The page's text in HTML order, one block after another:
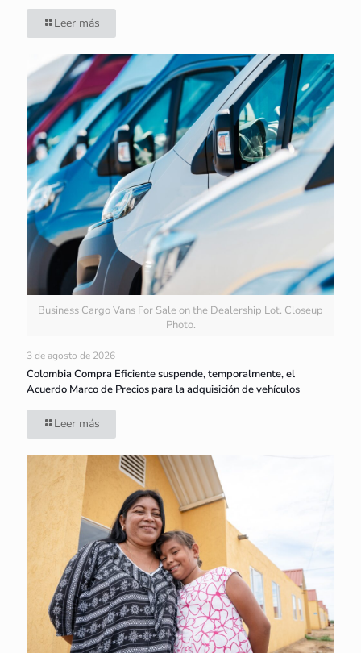
Leer más
Business Cargo Vans For Sale on the Dealership Lot. Closeup
Photo.
3 de agosto de 2026
Colombia Compra Eficiente suspende, temporalmente, el
Acuerdo Marco de Precios para la adquisición de vehículos
Leer más